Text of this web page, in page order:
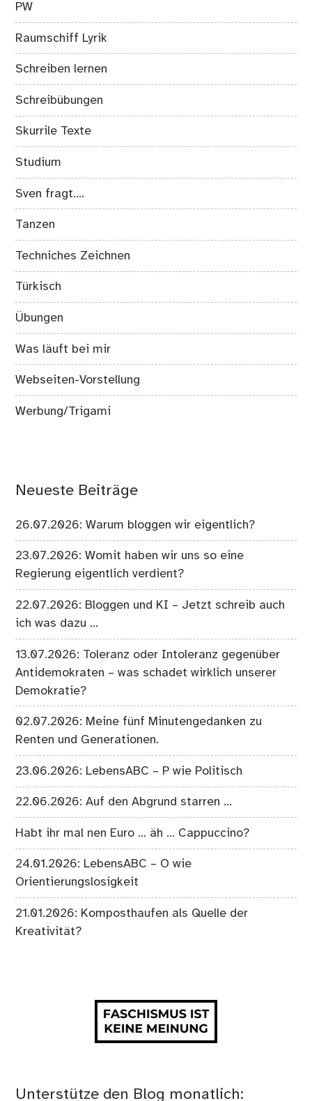
PW
Raumschiff Lyrik
Schreiben lernen
Schreibübungen
Skurrile Texte
Studium
Sven fragt….
Tanzen
Techniches Zeichnen
Türkisch
Übungen
Was läuft bei mir
Webseiten-Vorstellung
Werbung/Trigami
Neueste Beiträge
26.07.2026: Warum bloggen wir eigentlich?
23.07.2026: Womit haben wir uns so eine
Regierung eigentlich verdient?
22.07.2026: Bloggen und KI – Jetzt schreib auch
ich was dazu …
13.07.2026: Toleranz oder Intoleranz gegenüber
Antidemokraten – was schadet wirklich unserer
Demokratie?
02.07.2026: Meine fünf Minutengedanken zu
Renten und Generationen.
23.06.2026: LebensABC – P wie Politisch
22.06.2026: Auf den Abgrund starren …
Habt ihr mal nen Euro … äh … Cappuccino?
24.01.2026: LebensABC – O wie
Orientierungslosigkeit
21.01.2026: Komposthaufen als Quelle der
Kreativität?
Unterstütze den Blog monatlich: